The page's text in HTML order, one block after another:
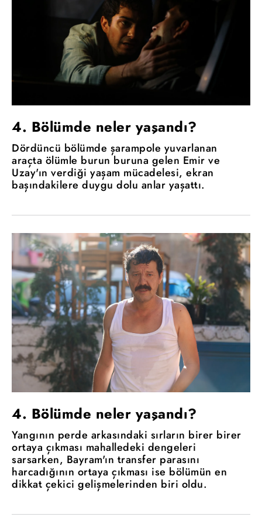
4. Bölümde neler yaşandı?
Dördüncü bölümde şarampole yuvarlanan
araçta ölümle burun buruna gelen Emir ve
Uzay'ın verdiği yaşam mücadelesi, ekran
başındakilere duygu dolu anlar yaşattı.
4. Bölümde neler yaşandı?
Yangının perde arkasındaki sırların birer birer
ortaya çıkması mahalledeki dengeleri
sarsarken, Bayram'ın transfer parasını
harcadığının ortaya çıkması ise bölümün en
dikkat çekici gelişmelerinden biri oldu.